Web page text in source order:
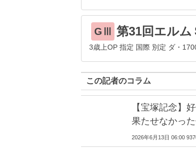
GⅢ 第31回エルム
3歳上OP 指定 国際 別定 ダ・
この記者のコラム
【宝塚記念】
果たせなかっ
2026年6月13日 06:00